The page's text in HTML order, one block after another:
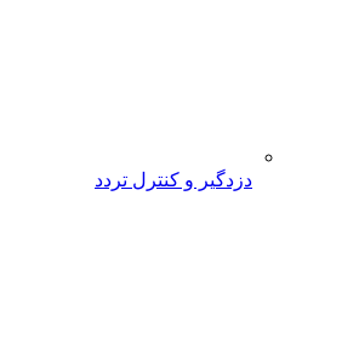
دزدگیر و کنترل تردد